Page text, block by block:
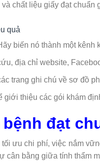
chất liệu giấy đạt
quả
biến nó thành một kênh
địa chỉ website,
trang ghi chú về sơ đồ
giới thiệu các gói khám
đạt
ưu chi phí, việc nắm
bằng giữa tính thẩm